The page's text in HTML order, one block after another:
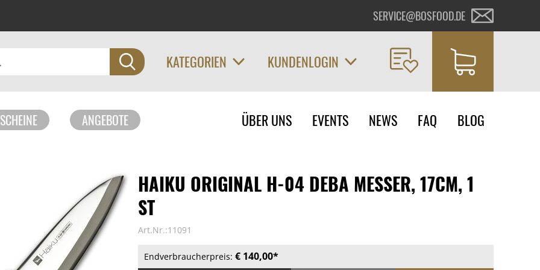
SERVICE@BOSFOOD.DE
KATEGORIEN KUNDENLOGIN
ANGEBOTE
Navigation
überspringen
ÜBER UNS EVENTS NEWS FAQ BLOG
HAIKU ORIGINAL H-04 DEBA MESSER, 17CM, 1
ST
Art.Nr.:11091
Endverbraucherpreis: € 140,00*